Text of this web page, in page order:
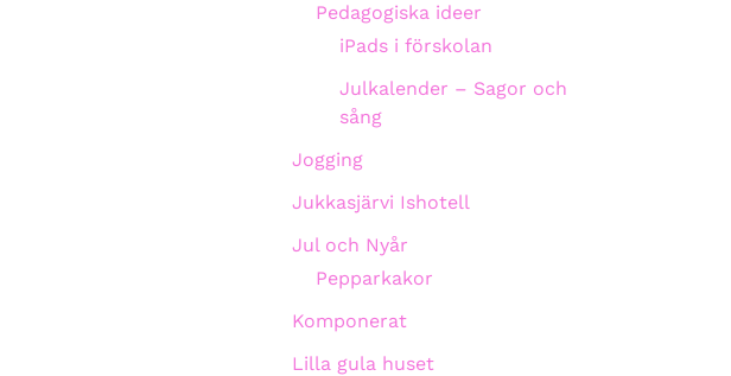
Pedagogiska ideer
iPads i förskolan
Julkalender – Sagor och
sång
Jogging
Jukkasjärvi Ishotell
Jul och Nyår
Pepparkakor
Komponerat
Lilla gula huset